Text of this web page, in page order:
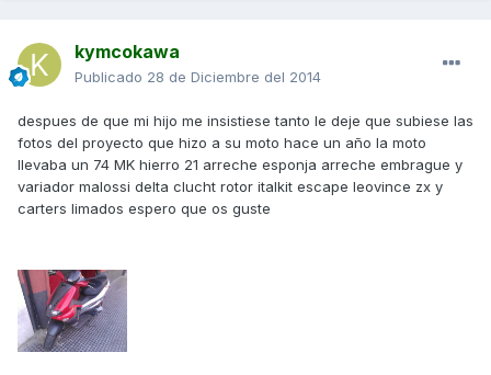
kymcokawa
Publicado 28 de Diciembre del 2014
despues de que mi hijo me insistiese tanto le deje que subiese las
fotos del proyecto que hizo a su moto hace un año la moto
llevaba un 74 MK hierro 21 arreche esponja arreche embrague y
variador malossi delta clucht rotor italkit escape leovince zx y
carters limados espero que os guste